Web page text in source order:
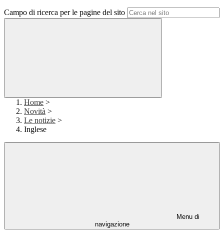
Campo di ricerca per le pagine del sito
Home >
Novità >
Le notizie >
Inglese
Menu di
navigazione